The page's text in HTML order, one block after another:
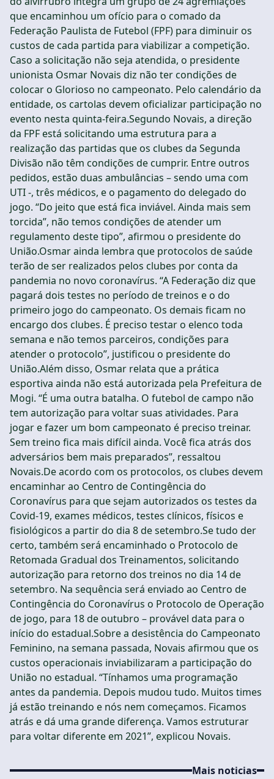
que encaminhou um ofício para o comado da
Federação Paulista de Futebol (FPF) para diminuir os
custos de cada partida para viabilizar a competição.
Caso a solicitação não seja atendida, o presidente
unionista Osmar Novais diz não ter condições de
colocar o Glorioso no campeonato. Pelo calendário da
entidade, os cartolas devem oficializar participação no
evento nesta quinta-feira.Segundo Novais, a direção
da FPF está solicitando uma estrutura para a
realização das partidas que os clubes da Segunda
Divisão não têm condições de cumprir. Entre outros
pedidos, estão duas ambulâncias – sendo uma com
UTI -, três médicos, e o pagamento do delegado do
jogo. “Do jeito que está fica inviável. Ainda mais sem
torcida”, não temos condições de atender um
regulamento deste tipo”, afirmou o presidente do
União.Osmar ainda lembra que protocolos de saúde
terão de ser realizados pelos clubes por conta da
pandemia no novo coronavírus. “A Federação diz que
pagará dois testes no período de treinos e o do
primeiro jogo do campeonato. Os demais ficam no
encargo dos clubes. É preciso testar o elenco toda
semana e não temos parceiros, condições para
atender o protocolo”, justificou o presidente do
União.Além disso, Osmar relata que a prática
esportiva ainda não está autorizada pela Prefeitura de
Mogi. “É uma outra batalha. O futebol de campo não
tem autorização para voltar suas atividades. Para
jogar e fazer um bom campeonato é preciso treinar.
Sem treino fica mais difícil ainda. Você fica atrás dos
adversários bem mais preparados”, ressaltou
Novais.De acordo com os protocolos, os clubes devem
encaminhar ao Centro de Contingência do
Coronavírus para que sejam autorizados os testes da
Covid-19, exames médicos, testes clínicos, físicos e
fisiológicos a partir do dia 8 de setembro.Se tudo der
certo, também será encaminhado o Protocolo de
Retomada Gradual dos Treinamentos, solicitando
autorização para retorno dos treinos no dia 14 de
setembro. Na sequência será enviado ao Centro de
Contingência do Coronavírus o Protocolo de Operação
de jogo, para 18 de outubro – provável data para o
início do estadual.Sobre a desistência do Campeonato
Feminino, na semana passada, Novais afirmou que os
custos operacionais inviabilizaram a participação do
União no estadual. “Tínhamos uma programação
antes da pandemia. Depois mudou tudo. Muitos times
já estão treinando e nós nem começamos. Ficamos
atrás e dá uma grande diferença. Vamos estruturar
para voltar diferente em 2021”, explicou Novais.
Mais noticias